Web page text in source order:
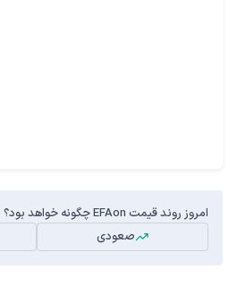
امروز روند قیمت EFAon چگونه خواهد بود؟
صعودی